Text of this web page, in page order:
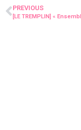
PREVIOUS
[LE TREMPLIN] «